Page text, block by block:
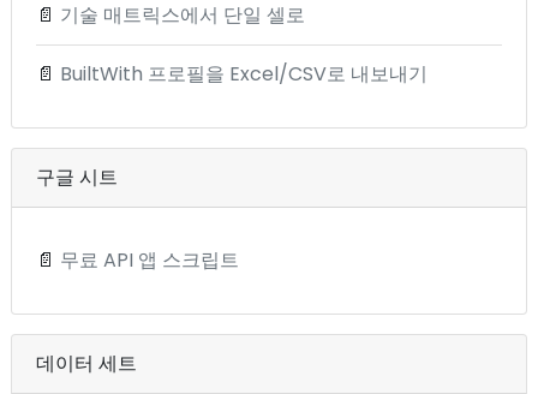
📄 기술 매트릭스에서 단일 셀로
📄 BuiltWith 프로필을 Excel/CSV로 내보내기
구글 시트
📄 무료 API 앱 스크립트
데이터 세트